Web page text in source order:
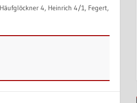
4, Heinrich 4/1, Fegert,